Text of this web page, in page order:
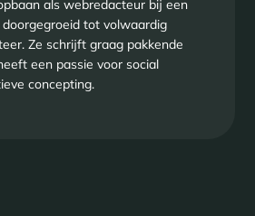
als webredacteur bij een
tot volwaardig
Ze schrijft graag pakkende
een passie voor social
concepting.